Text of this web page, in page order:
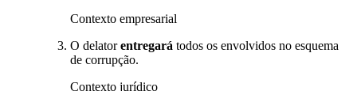
Contexto empresarial
O delatorentregará todos os envolvidos no esquema
de corrupção.
Contexto jurídico